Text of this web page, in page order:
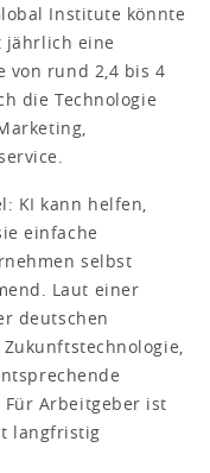
Institute könnte
jährlich eine
von rund 2,4 bis 4
die Technologie
KI kann helfen,
einfache
selbst
Laut einer
deutschen
Arbeitgeber ist
langfristig